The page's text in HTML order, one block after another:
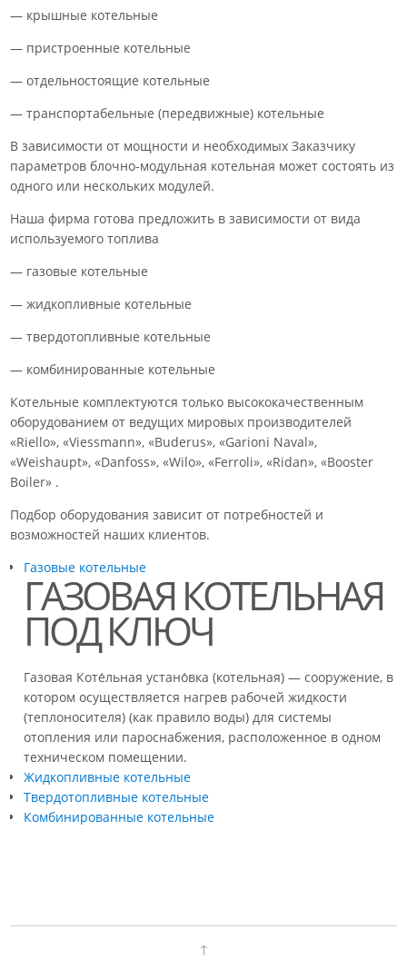
— крышные котельные
— пристроенные котельные
— отдельностоящие котельные
— транспортабельные (передвижные) котельные
В зависимости от мощности и необходимых Заказчику
параметров блочно-модульная котельная может состоять из
одного или нескольких модулей.
Наша фирма готова предложить в зависимости от вида
используемого топлива
— газовые котельные
— жидкопливные котельные
— твердотопливные котельные
— комбинированные котельные
Котельные комплектуются только высококачественным
оборудованием от ведущих мировых производителей
«Riello», «Viessmann», «Buderus», «Garioni Naval»,
«Weishaupt», «Danfoss», «Wilo», «Ferroli», «Ridan», «Booster
Boiler» .
Подбор оборудования зависит от потребностей и
возможностей наших клиентов.
Газовые котельные
ГАЗОВАЯ КОТЕЛЬНАЯ
ПОД КЛЮЧ
Газовая Коте́льная устано́вка (котельная) — сооружение, в
котором осуществляется нагрев рабочей жидкости
(теплоносителя) (как правило воды) для системы
отопления или пароснабжения, расположенное в одном
техническом помещении.
Жидкопливные котельные
Твердотопливные котельные
Комбинированные котельные
↑